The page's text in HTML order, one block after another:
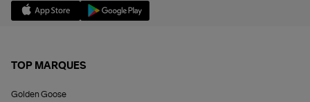
TOP MARQUES
Golden Goose